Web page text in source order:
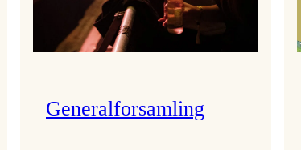
Generalforsamling